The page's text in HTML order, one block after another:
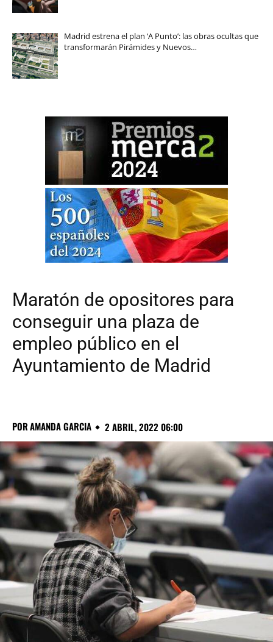
Madrid estrena el plan ‘A Punto’: las obras ocultas que
transformarán Pirámides y Nuevos…
Maratón de opositores para
conseguir una plaza de
empleo público en el
Ayuntamiento de Madrid
PORAMANDA GARCIA 2 ABRIL, 2022 06:00